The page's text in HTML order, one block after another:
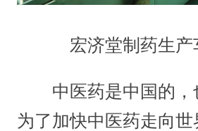
宏济堂制药生产
中医药是中国的，
为了加快中医药走向